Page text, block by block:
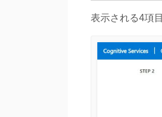
表示される4項